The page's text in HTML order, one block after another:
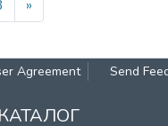
»
Agreement Send